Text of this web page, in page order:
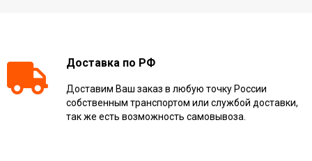
Доставка по РФ
Доставим Ваш заказ в любую точку России
собственным транспортом или службой доставки,
так же есть возможность самовывоза.